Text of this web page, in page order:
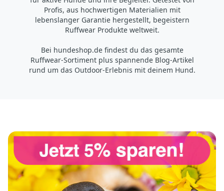
info@accapigroup.com
Profis, aus hochwertigen Materialien mit
lebenslanger Garantie hergestellt, begeistern
Ruffwear Produkte weltweit.
Bei hundeshop.de findest du das gesamte
Ruffwear-Sortiment plus spannende Blog-Artikel
rund um das Outdoor-Erlebnis mit deinem Hund.